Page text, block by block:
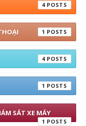
4
1
4
1
SÁT XE MÁY
1